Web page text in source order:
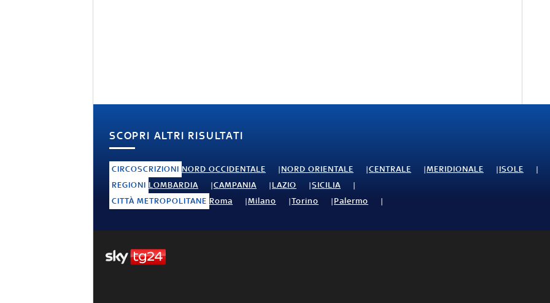
SCOPRI ALTRI RISULTATI
CIRCOSCRIZIONI NORD OCCIDENTALE NORD ORIENTALE CENTRALE MERIDIONALE
ISOLE
REGIONI LOMBARDIA CAMPANIA LAZIO
SICILIA
CITTÀ METROPOLITANE Roma Milano Torino Palermo